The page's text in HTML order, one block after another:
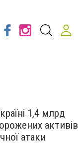
1,4 млрд
активів
атаки